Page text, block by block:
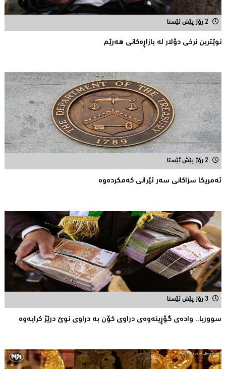
2 رۆژ پێش ئێستا
نوێترین نرخی دۆلار له‌ بازاڕه‌كانی هه‌رێم
2 رۆژ پێش ئێستا
ئه‌مریكا سزاكانی سه‌ر ئێرانی كه‌مكرده‌وه‌
3 رۆژ پێش ئێستا
سووریا.. واده‌ی گۆڕینه‌وه‌ی دراوی كۆن به‌ دراوی نوێ درێژ كرایه‌وه‌